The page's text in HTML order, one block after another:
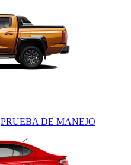
PRUEBA DE MANEJO